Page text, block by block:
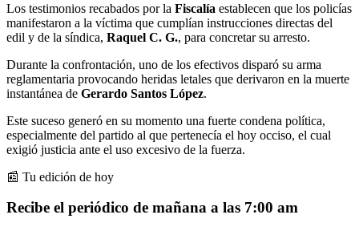
Los testimonios recabados por la Fiscalía establecen que los policías
manifestaron a la víctima que cumplían instrucciones directas del
edil y de la síndica, Raquel C. G., para concretar su arresto.
Durante la confrontación, uno de los efectivos disparó su arma
reglamentaria provocando heridas letales que derivaron en la muerte
instantánea de Gerardo Santos López.
Este suceso generó en su momento una fuerte condena política,
especialmente del partido al que pertenecía el hoy occiso, el cual
exigió justicia ante el uso excesivo de la fuerza.
📰 Tu edición de hoy
Recibe el periódico de mañana a las 7:00 am